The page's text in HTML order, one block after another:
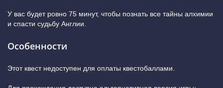
У вас будет ровно 75 минут, чтобы познать все тайны алхимии
и спасти судьбу Англии.
Особенности
Этот квест недоступен для оплаты квестобаллами.